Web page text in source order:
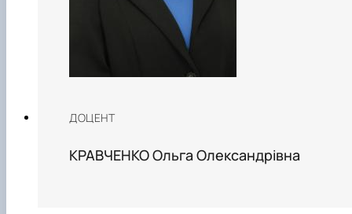
ДОЦЕНТ
КРАВЧЕНКО Ольга Олександрівна